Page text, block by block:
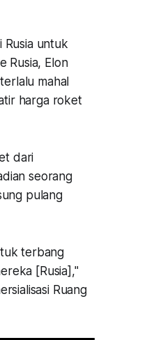
Rusia untuk
Rusia, Elon
mahal
harga roket
dari
seorang
pulang
terbang
[Rusia],"
Ruang